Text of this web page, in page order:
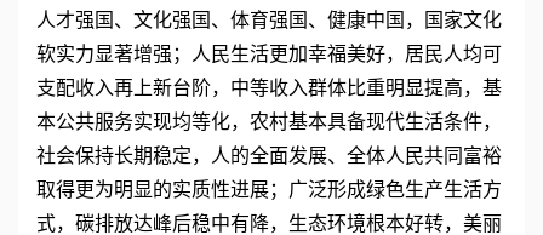
人才强国、文化强国、体育强国、健康中国，国家文化
软实力显著增强；人民生活更加幸福美好，居民人均可
支配收入再上新台阶，中等收入群体比重明显提高，基
本公共服务实现均等化，农村基本具备现代生活条件，
社会保持长期稳定，人的全面发展、全体人民共同富裕
取得更为明显的实质性进展；广泛形成绿色生产生活方
式，碳排放达峰后稳中有降，生态环境根本好转，美丽